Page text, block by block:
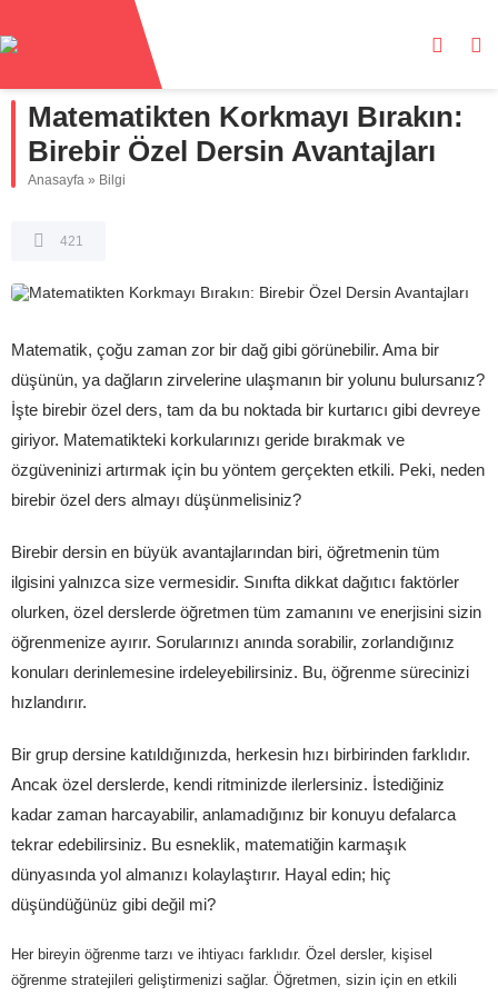
Matematikten Korkmayı Bırakın:
Birebir Özel Dersin Avantajları
Anasayfa » Bilgi
421
Matematik, çoğu zaman zor bir dağ gibi görünebilir. Ama bir
düşünün, ya dağların zirvelerine ulaşmanın bir yolunu bulursanız?
İşte birebir özel ders, tam da bu noktada bir kurtarıcı gibi devreye
giriyor. Matematikteki korkularınızı geride bırakmak ve
özgüveninizi artırmak için bu yöntem gerçekten etkili. Peki, neden
birebir özel ders almayı düşünmelisiniz?
Birebir dersin en büyük avantajlarından biri, öğretmenin tüm
ilgisini yalnızca size vermesidir. Sınıfta dikkat dağıtıcı faktörler
olurken, özel derslerde öğretmen tüm zamanını ve enerjisini sizin
öğrenmenize ayırır. Sorularınızı anında sorabilir, zorlandığınız
konuları derinlemesine irdeleyebilirsiniz. Bu, öğrenme sürecinizi
hızlandırır.
Bir grup dersine katıldığınızda, herkesin hızı birbirinden farklıdır.
Ancak özel derslerde, kendi ritminizde ilerlersiniz. İstediğiniz
kadar zaman harcayabilir, anlamadığınız bir konuyu defalarca
tekrar edebilirsiniz. Bu esneklik, matematiğin karmaşık
dünyasında yol almanızı kolaylaştırır. Hayal edin; hiç
düşündüğünüz gibi değil mi?
Her bireyin öğrenme tarzı ve ihtiyacı farklıdır. Özel dersler, kişisel
öğrenme stratejileri geliştirmenizi sağlar. Öğretmen, sizin için en etkili